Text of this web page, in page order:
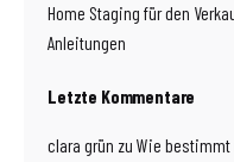
Home Staging für den
Anleitungen
Letzte Kommentare
clara grün zu Wie bestimmt